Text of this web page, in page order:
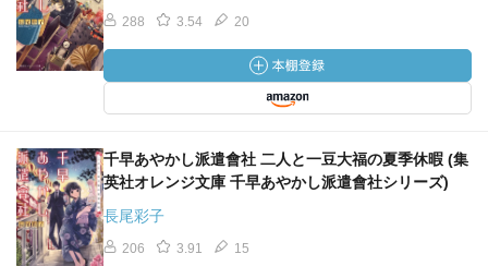
288 3.54 20
千早あやかし派遣會社 二人と一豆大福の夏季休暇 (集
英社オレンジ文庫 千早あやかし派遣會社シリーズ)
長尾彩子
206 3.91 15